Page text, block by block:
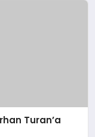
Turan’a